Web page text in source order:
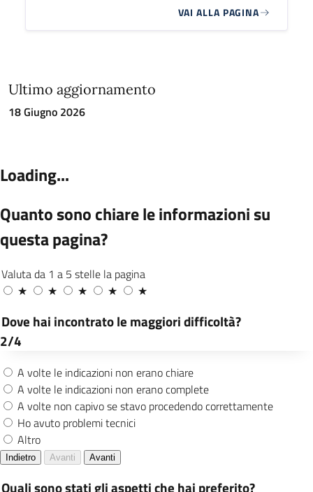
VAI ALLA PAGINA
Ultimo aggiornamento
18 Giugno 2026